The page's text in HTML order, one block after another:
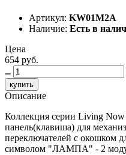
Артикул: KW01M2A
Наличие: Есть в
Цена
654 руб.
купить
Описание
Коллекция серии Living
панель(клавиша) для
переключателей с окошком
символом "ЛАМПА" - 2